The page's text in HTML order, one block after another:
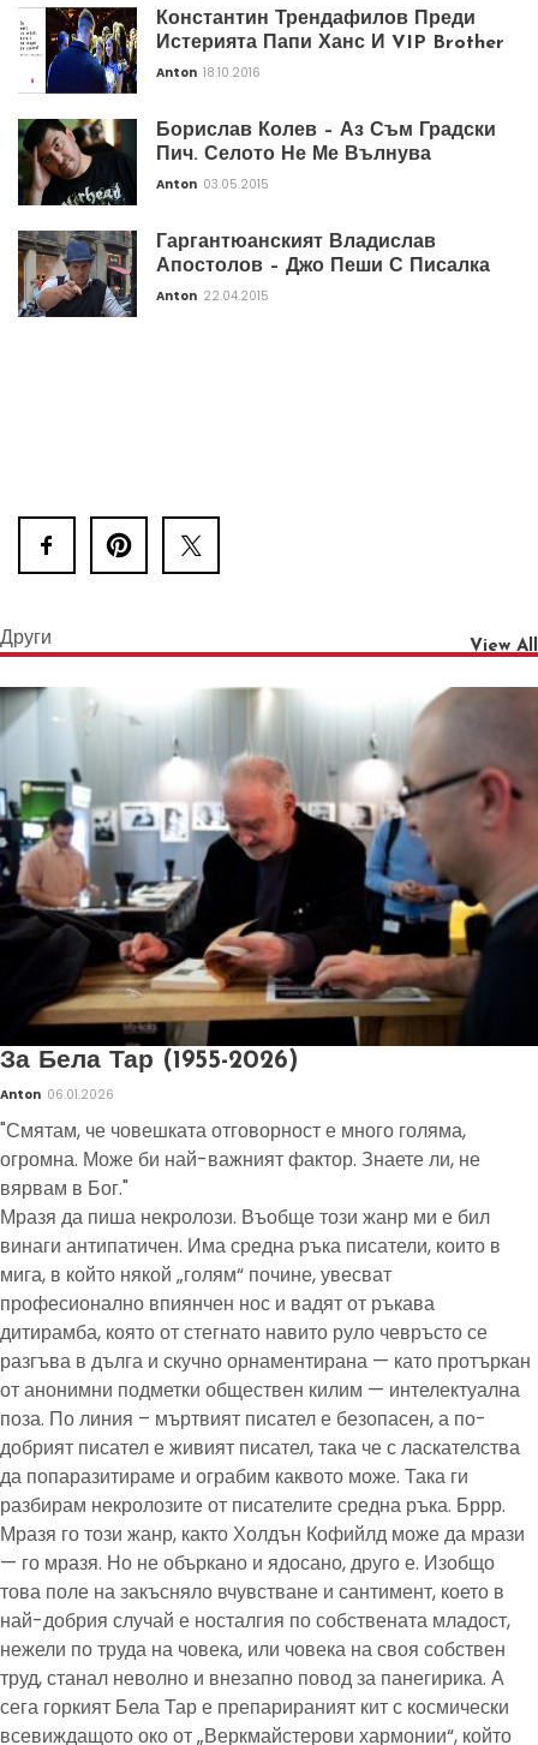
Константин Трендафилов Преди
Истерията Папи Ханс И VIP Brother
Anton 18.10.2016
Борислав Колев – Аз Съм Градски
Пич. Селото Не Ме Вълнува
Anton 03.05.2015
Гаргантюанският Владислав
Апостолов – Джо Пеши С Писалка
Anton 22.04.2015
Други View All
За Бела Тар (1955-2026)
Anton 06.01.2026
"Смятам, че човешката отговорност е много голяма,
огромна. Може би най-важният фактор. Знаете ли, не
вярвам в Бог."
Мразя да пиша некролози. Въобще този жанр ми е бил
винаги антипатичен. Има средна ръка писатели, които в
мига, в който някой „голям“ почине, увесват
професионално впиянчен нос и вадят от ръкава
дитирамба, която от стегнато навито руло чевръсто се
разгъва в дълга и скучно орнаментирана — като протъркан
от анонимни подметки обществен килим — интелектуална
поза. По линия – мъртвият писател е безопасен, а по-
добрият писател е живият писател, така че с ласкателства
да попаразитираме и ограбим каквото може. Така ги
разбирам некролозите от писателите средна ръка. Бррр.
Мразя го този жанр, както Холдън Кофийлд може да мрази
— го мразя. Но не объркано и ядосано, друго е. Изобщо
това поле на закъсняло вчувстване и сантимент, което в
най-добрия случай е носталгия по собствената младост,
нежели по труда на човека, или човека на своя собствен
труд, станал неволно и внезапно повод за панегирика. А
сега горкият Бела Тар е препарираният кит с космически
всевиждащото око от „Веркмайстерови хармонии“, който